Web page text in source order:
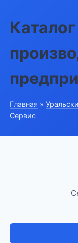
Каталог
Главная »
Сервис